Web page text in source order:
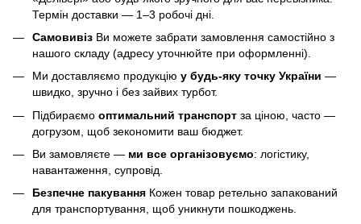
Термін доставки — 1–3 робочі дні.
Самовивіз Ви можете забрати замовлення самостійно з
нашого складу (адресу уточнюйте при оформленні).
Ми доставляємо продукцію у будь-яку точку України —
швидко, зручно і без зайвих турбот.
Підбираємо оптимальний транспорт за ціною, часто —
догрузом, щоб зекономити ваш бюджет.
Ви замовляєте — ми все організовуємо: логістику,
навантаження, супровід.
Безпечне пакування Кожен товар ретельно запакований
для транспортування, щоб уникнути пошкоджень.